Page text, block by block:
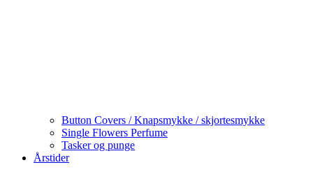
Button Covers / Knapsmykke / skjortesmykke
Single Flowers Perfume
Tasker og punge
Årstider